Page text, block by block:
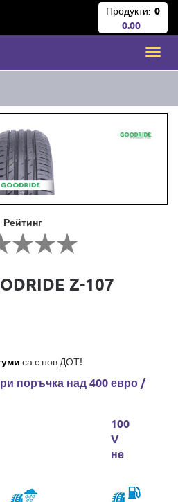
Продукти: 0
0.00
Рейтинг
Z-107
са с нов ДОТ!
поръчка над 400 евро /
100
V
не